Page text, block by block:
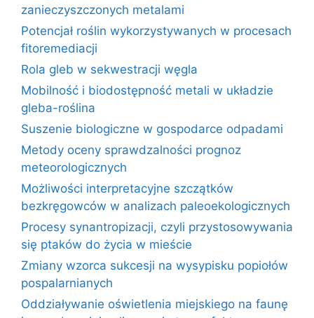
zanieczyszczonych metalami
Potencjał roślin wykorzystywanych w procesach
fitoremediacji
Rola gleb w sekwestracji węgla
Mobilność i biodostępność metali w układzie
gleba-roślina
Suszenie biologiczne w gospodarce odpadami
Metody oceny sprawdzalności prognoz
meteorologicznych
Możliwości interpretacyjne szczątków
bezkręgowców w analizach paleoekologicznych
Procesy synantropizacji, czyli przystosowywania
się ptaków do życia w mieście
Zmiany wzorca sukcesji na wysypisku popiołów
pospalarnianych
Oddziaływanie oświetlenia miejskiego na faunę